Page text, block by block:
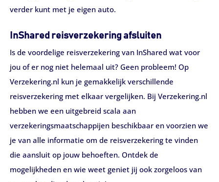
verder kunt met je eigen auto.
InShared reisverzekering afsluiten
Is de voordelige reisverzekering van InShared wat voor
jou of er nog niet helemaal uit? Geen probleem! Op
Verzekering.nl kun je gemakkelijk verschillende
reisverzekering met elkaar vergelijken. Bij Verzekering.nl
hebben we een uitgebreid scala aan
verzekeringsmaatschappijen beschikbaar en voorzien we
je van alle informatie om de reisverzekering te vinden
die aansluit op jouw behoeften. Ontdek de
mogelijkheden en wie weet geniet jij ook zorgeloos van